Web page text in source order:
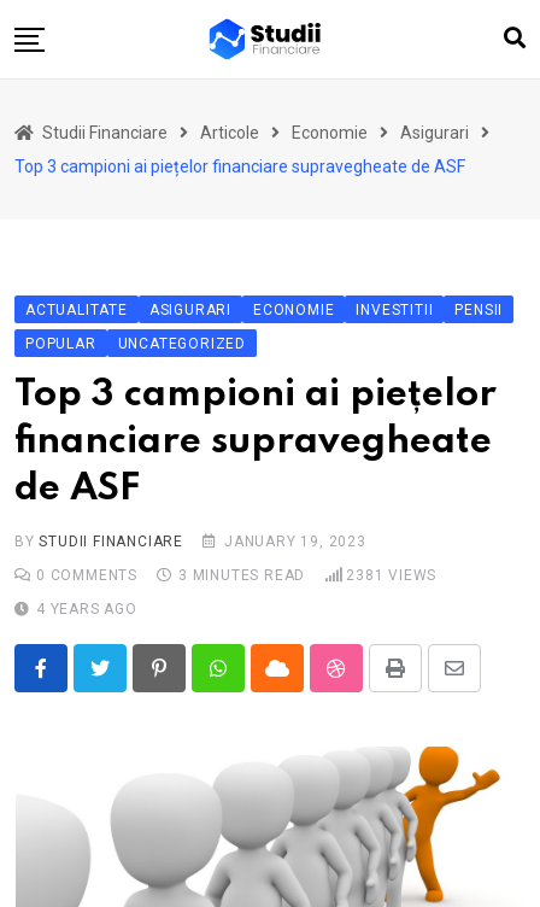
to
Actualitate
Opinii
Autori
Analize ASF
Studii Financiare Articole Economie
Asigurari
Top 3 campioni ai piețelor financiare supravegheate de ASF
ACTUALITATE ASIGURARI ECONOMIE INVESTITII
PENSII
POPULAR
UNCATEGORIZED
Top 3 campioni ai piețelor
financiare supravegheate
de ASF
BYSTUDII FINANCIARE
JANUARY 19, 2023
0 COMMENTS 3 MINUTES READ 2381 VIEWS
4 YEARS AGO
PinterestWhatsappCloud StumbleUpon
Print
Share
Email